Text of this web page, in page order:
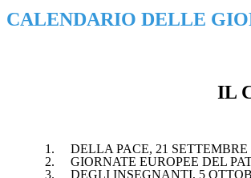
CALENDARIO DELLE
IL
1. DELLA PACE, 21 SETTEMBRE
2. GIORNATE EUROPEE DEL
3. DEGLI INSEGNANTI, 5